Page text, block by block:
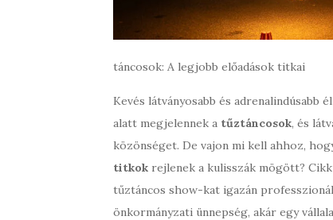
táncosok: A legjobb előadások titkai
Kevés látványosabb és
alatt megjelennek a tűztáncosok, és
közönséget. De vajon mi kell ahhoz,
titkok rejlenek a kulisszák mögött?
tűztáncos show-kat igazán
önkormányzati ünnepség, akár egy